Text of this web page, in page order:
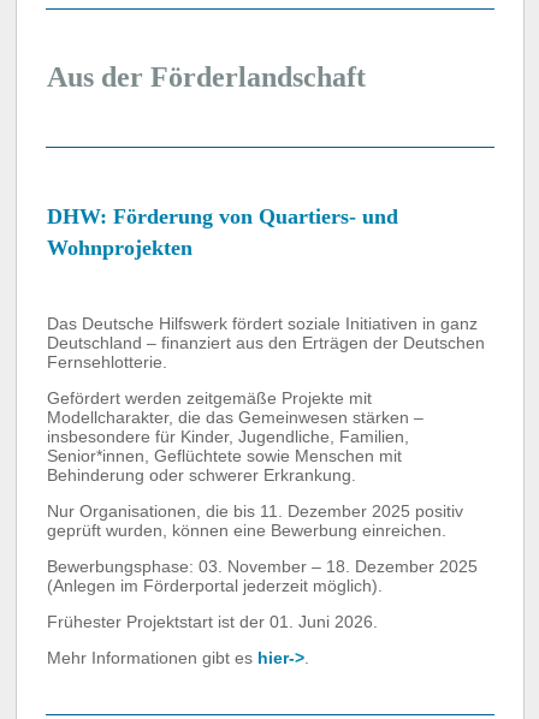
Aus der Förderlandschaft
DHW: Förderung von Quartiers- und
Wohnprojekten
Das Deutsche Hilfswerk fördert soziale Initiativen in ganz
Deutschland – finanziert aus den Erträgen der Deutschen
Fernsehlotterie.
Gefördert werden zeitgemäße Projekte mit
Modellcharakter, die das Gemeinwesen stärken –
insbesondere für Kinder, Jugendliche, Familien,
Senior*innen, Geflüchtete sowie Menschen mit
Behinderung oder schwerer Erkrankung.
Nur Organisationen, die bis 11. Dezember 2025 positiv
geprüft wurden, können eine Bewerbung einreichen.
Bewerbungsphase: 03. November – 18. Dezember 2025
(Anlegen im Förderportal jederzeit möglich).
Frühester Projektstart ist der 01. Juni 2026.
Mehr Informationen gibt es hier->.